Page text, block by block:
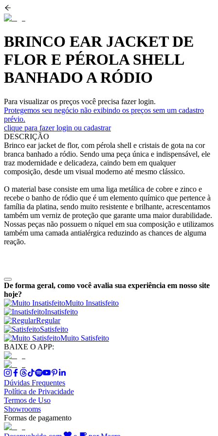
BRINCO EAR JACKET DE
FLOR E PÉROLA SHELL
BANHADO A RÓDIO
Para visualizar os preços você precisa fazer login.
Protegemos seu negócio não exibindo os preços sem um cadastro
prévio.
clique para fazer login ou cadastrar
DESCRIÇÃO
Brinco ear jacket de flor, com pérola shell e cristais de gota na cor
branca banhado a ródio. Sendo uma peça única e indispensável, ele
traz modernidade e delicadeza, caindo bem em qualquer
composição, desde um visual moderno até mesmo clássico.
O material base consiste em uma liga metálica de cobre e zinco e
recebe o banho de ródio que é um elemento químico que pertence à
família da platina, sendo muito resistente e brilhante, acrescentamos
também um verniz de proteção que garante uma maior durabilidade.
Nossas peças não possuem o níquel em sua composição e utilizamos
também uma camada antialérgica reduzindo as chances de alguma
reação.
De forma geral, como você avalia sua experiência em nosso site
hoje?
Muito Insatisfeito
Insatisfeito
Regular
Satisfeito
Muito Satisfeito
BAIXE O APP:
Dúvidas Frequentes
Política de Privacidade
Termos de Uso
Showrooms
Formas de pagamento